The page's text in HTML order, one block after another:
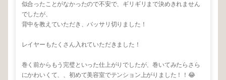
似合ったことがなかったので不安で、ギリギリまで決めきれません
でしたが、
背中を教えていただき、バッサリ切りました！
レイヤーもたくさん入れていただきました！
巻く前からもう完璧といった仕上がりでしたが、巻いてみたらさら
にかわいくて、、初めて美容室でテンション上がりました！！😂